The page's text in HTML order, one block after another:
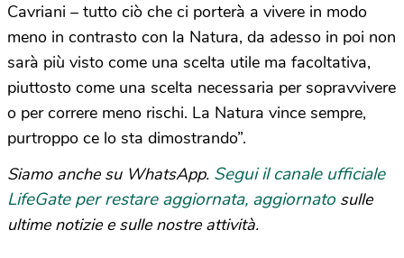
Cavriani – tutto ciò che ci porterà a vivere in modo
meno in contrasto con la Natura, da adesso in poi non
sarà più visto come una scelta utile ma facoltativa,
piuttosto come una scelta necessaria per sopravvivere
o per correre meno rischi. La Natura vince sempre,
purtroppo ce lo sta dimostrando”.
Siamo anche su WhatsApp. Segui il canale ufficiale
LifeGate per restare aggiornata, aggiornato sulle
ultime notizie e sulle nostre attività.